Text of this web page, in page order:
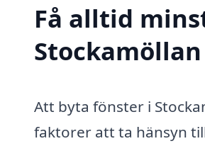
Få alltid
Stockamöllan
Att byta fönster i
faktorer att ta hänsyn